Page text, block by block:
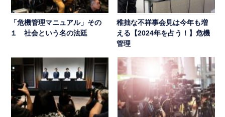
「危機管理マニュアル」その
１ 社会という名の法廷
稚拙な不祥事会見は今年も増
える【2024年を占う！】危機
管理